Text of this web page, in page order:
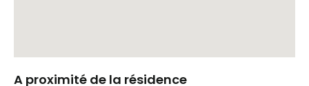
A proximité de la résidence